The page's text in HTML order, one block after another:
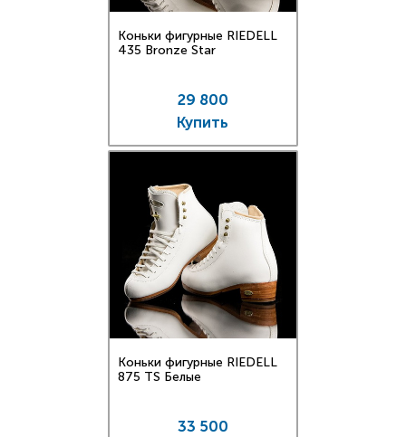
Коньки фигурные RIEDELL
435 Bronze Star
29 800
Купить
Коньки фигурные RIEDELL
875 TS Белые
33 500